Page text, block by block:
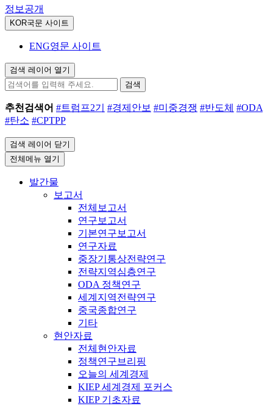
정보공개
KOR국문 사이트
ENG영문 사이트
검색 레이어 열기
검색
추천검색어 #트럼프2기 #경제안보 #미중경쟁 #반도체 #ODA
#탄소 #CPTPP
검색 레이어 닫기
전체메뉴 열기
발간물
보고서
전체보고서
연구보고서
기본연구보고서
연구자료
중장기통상전략연구
전략지역심층연구
ODA 정책연구
세계지역전략연구
중국종합연구
기타
현안자료
전체현안자료
정책연구브리핑
오늘의 세계경제
KIEP 세계경제 포커스
KIEP 기초자료